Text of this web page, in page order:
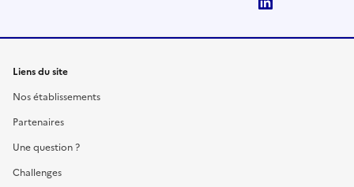
Liens du site
Nos établissements
Partenaires
Une question ?
Challenges